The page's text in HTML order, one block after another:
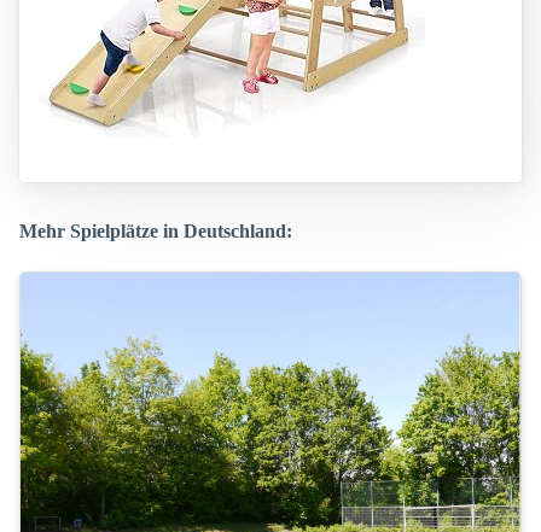
Mehr Spielplätze in Deutschland: